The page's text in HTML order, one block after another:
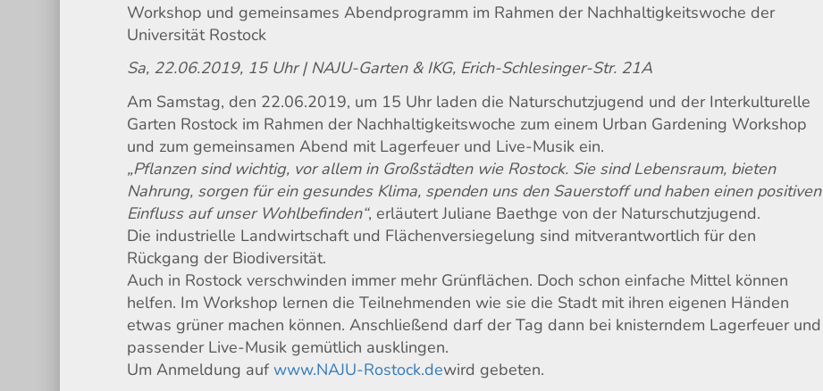
Workshop und gemeinsames Abendprogramm im Rahmen der Nachhaltigkeitswoche der
Universität Rostock
Sa, 22.06.2019, 15 Uhr | NAJU-Garten & IKG, Erich-Schlesinger-Str. 21A
Am Samstag, den 22.06.2019, um 15 Uhr laden die Naturschutzjugend und der Interkulturelle
Garten Rostock im Rahmen der Nachhaltigkeitswoche zum einem Urban Gardening Workshop
und zum gemeinsamen Abend mit Lagerfeuer und Live-Musik ein.
„Pflanzen sind wichtig, vor allem in Großstädten wie Rostock. Sie sind Lebensraum, bieten
Nahrung, sorgen für ein gesundes Klima, spenden uns den Sauerstoff und haben einen positiven
Einfluss auf unser Wohlbefinden“, erläutert Juliane Baethge von der Naturschutzjugend.
Die industrielle Landwirtschaft und Flächenversiegelung sind mitverantwortlich für den
Rückgang der Biodiversität.
Auch in Rostock verschwinden immer mehr Grünflächen. Doch schon einfache Mittel können
helfen. Im Workshop lernen die Teilnehmenden wie sie die Stadt mit ihren eigenen Händen
etwas grüner machen können. Anschließend darf der Tag dann bei knisterndem Lagerfeuer und
passender Live-Musik gemütlich ausklingen.
Um Anmeldung aufwww.NAJU-Rostock.dewird gebeten.